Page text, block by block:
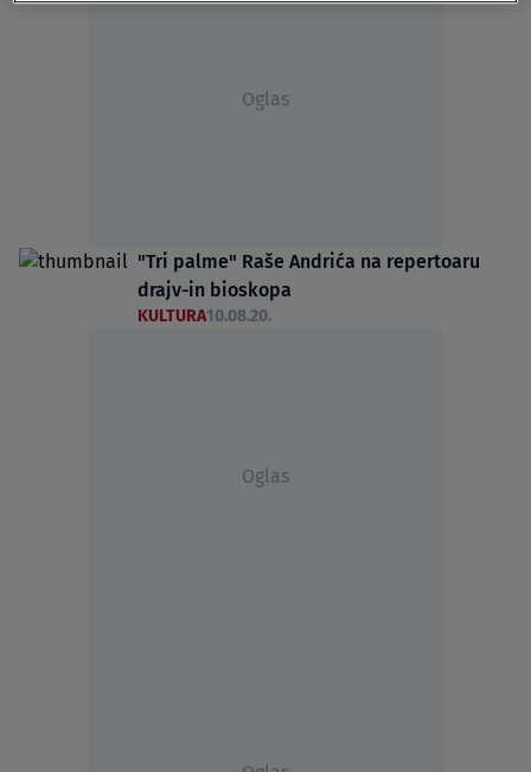
Oglas
"Tri palme" Raše Andrića na repertoaru
drajv-in bioskopa
KULTURA10.08.20.
Oglas